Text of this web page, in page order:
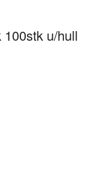
u/hull